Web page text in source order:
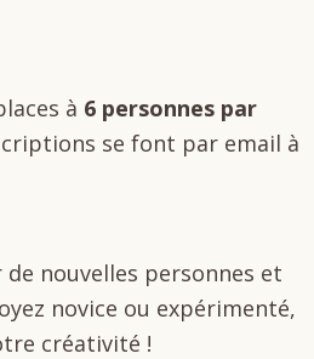
à 6 personnes par
se font par email à
nouvelles personnes et
novice ou expérimenté,
créativité !